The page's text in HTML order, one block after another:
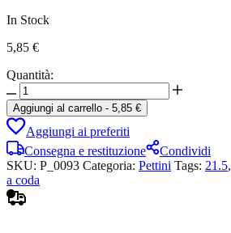
In Stock
5,85 €
Quantità:
Pettine
a
coda
in
metallo
PEGASUS
21,5
CM
Professionale
Aggiungi al carrello - 5,85 €
Aggiungi ai preferiti
Consegna e restituzione
Condividi
SKU: P_0093 Categoria: Pettini Tags: 21.5,
a coda